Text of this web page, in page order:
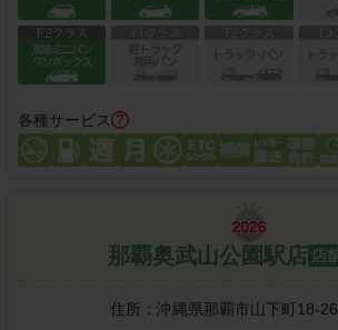
各種サービス
那覇奥武山公園駅店
住所：沖縄県那覇市山下町18-26